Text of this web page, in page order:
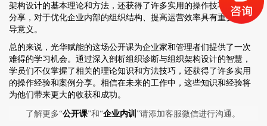
架构设计的基本理论和方法，还获得了许多实用的操作技巧和经验
分享，对于优化企业内部的组织结构、提高运营效率具有重要的指
导意义。
总的来说，光华赋能的这场公开课为企业家和管理者们提供了一次
难得的学习机会。通过深入剖析组织诊断与组织架构设计的智慧，
学员们不仅掌握了相关的理论知识和方法技巧，还获得了许多实用
的操作经验和案例分享。相信在未来的工作中，这些知识和经验将
为他们带来更大的收获和成功。
了解更多“公开课”和“企业内训 ”请添加客服微信进行沟通。